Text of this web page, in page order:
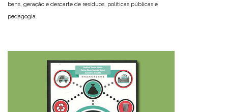
bens, geração e descarte de resíduos, políticas públicas e
pedagogia.